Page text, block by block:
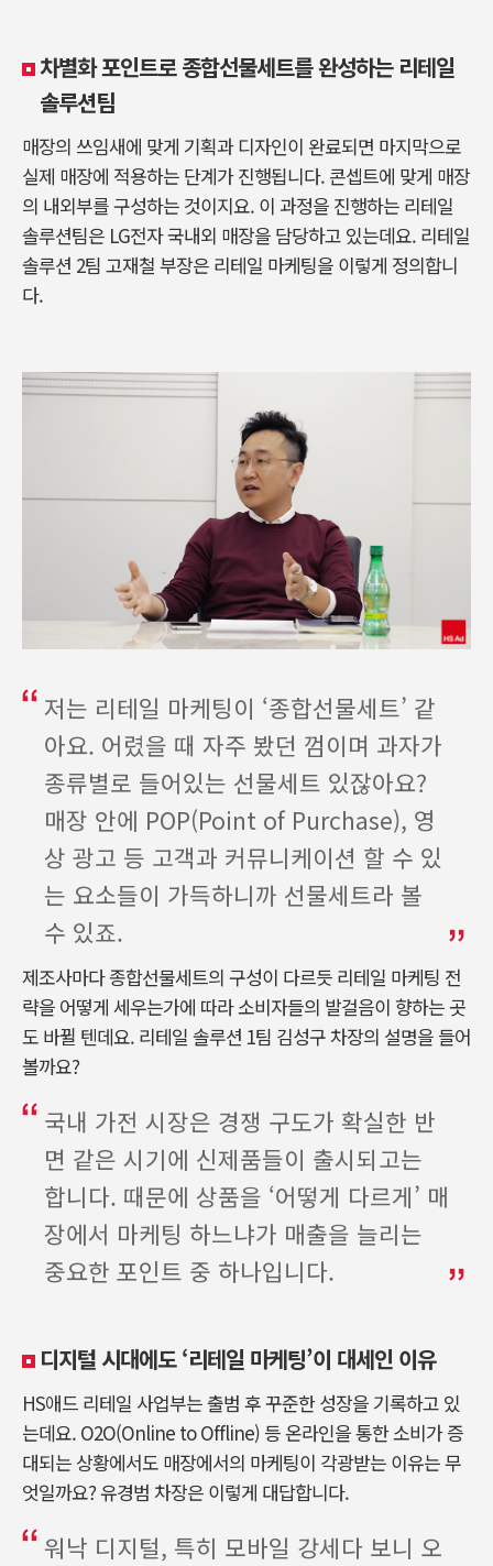
차별화 포인트로 종합선물세트를 완성하는 리테일
솔루션팀
매장의 쓰임새에 맞게 기획과 디자인이 완료되면 마지막으로
실제 매장에 적용하는 단계가 진행됩니다. 콘셉트에 맞게 매장
의 내외부를 구성하는 것이지요. 이 과정을 진행하는 리테일
솔루션팀은 LG전자 국내외 매장을 담당하고 있는데요. 리테일
솔루션 2팀 고재철 부장은 리테일 마케팅을 이렇게 정의합니
다.
저는 리테일 마케팅이 ‘종합선물세트’ 같
아요. 어렸을 때 자주 봤던 껌이며 과자가
종류별로 들어있는 선물세트 있잖아요?
매장 안에 POP(Point of Purchase), 영
상 광고 등 고객과 커뮤니케이션 할 수 있
는 요소들이 가득하니까 선물세트라 볼
수 있죠.
제조사마다 종합선물세트의 구성이 다르듯 리테일 마케팅 전
략을 어떻게 세우는가에 따라 소비자들의 발걸음이 향하는 곳
도 바뀔 텐데요. 리테일 솔루션 1팀 김성구 차장의 설명을 들어
볼까요?
국내 가전 시장은 경쟁 구도가 확실한 반
면 같은 시기에 신제품들이 출시되고는
합니다. 때문에 상품을 ‘어떻게 다르게’ 매
장에서 마케팅 하느냐가 매출을 늘리는
중요한 포인트 중 하나입니다.
디지털 시대에도 ‘리테일 마케팅’이 대세인 이유
HS애드 리테일 사업부는 출범 후 꾸준한 성장을 기록하고 있
는데요. O2O(Online to Offline) 등 온라인을 통한 소비가 증
대되는 상황에서도 매장에서의 마케팅이 각광받는 이유는 무
엇일까요? 유경범 차장은 이렇게 대답합니다.
워낙 디지털, 특히 모바일 강세다 보니 오